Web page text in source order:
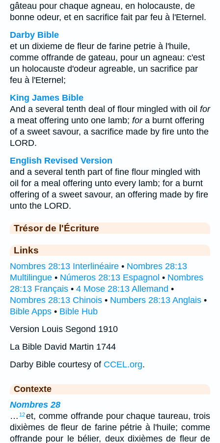
gâteau pour chaque agneau, en holocauste, de
bonne odeur, et en sacrifice fait par feu à l'Eternel.
Darby Bible
et un dixieme de fleur de farine petrie à l'huile,
comme offrande de gateau, pour un agneau: c'est
un holocauste d'odeur agreable, un sacrifice par
feu à l'Eternel;
King James Bible
And a several tenth deal of flour mingled with oil for
a meat offering unto one lamb; fora burnt offering
of a sweet savour, a sacrifice made by fire unto the
LORD.
English Revised Version
and a several tenth part of fine flour mingled with
oil for a meal offering unto every lamb; for a burnt
offering of a sweet savour, an offering made by fire
unto the LORD.
Trésor de l'Écriture
Links
Nombres 28:13 Interlinéaire • Nombres 28:13
Multilingue • Números 28:13 Espagnol • Nombres
28:13 Français • 4 Mose 28:13 Allemand •
Nombres 28:13 Chinois • Numbers 28:13 Anglais •
Bible Apps • Bible Hub
Version Louis Segond 1910
La Bible David Martin 1744
Darby Bible courtesy of CCEL.org.
Contexte
Nombres 28
… 12et, comme offrande pour chaque taureau, trois
dixièmes de fleur de farine pétrie à l'huile; comme
offrande pour le bélier, deux dixièmes de fleur de